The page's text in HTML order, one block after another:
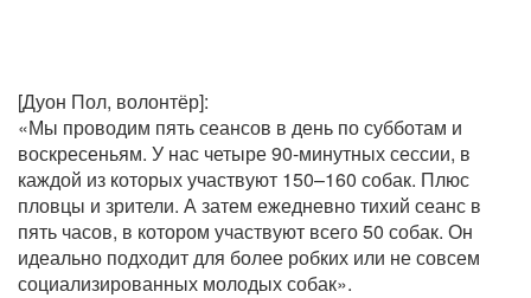
[Дуон Пол, волонтёр]:
«Мы проводим пять сеансов в день по субботам и
воскресеньям. У нас четыре 90-минутных сессии, в
каждой из которых участвуют 150–160 собак. Плюс
пловцы и зрители. А затем ежедневно тихий сеанс в
пять часов, в котором участвуют всего 50 собак. Он
идеально подходит для более робких или не совсем
социализированных молодых собак».